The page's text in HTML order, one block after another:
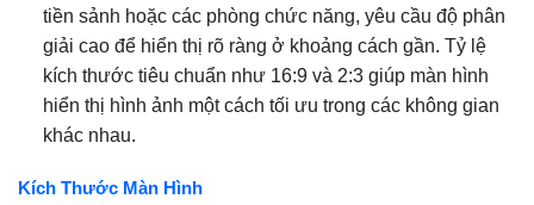
tiền sảnh hoặc các phòng chức năng, yêu cầu độ phân
giải cao để hiển thị rõ ràng ở khoảng cách gần. Tỷ lệ
kích thước tiêu chuẩn như 16:9 và 2:3 giúp màn hình
hiển thị hình ảnh một cách tối ưu trong các không gian
khác nhau.
Kích Thước Màn Hình